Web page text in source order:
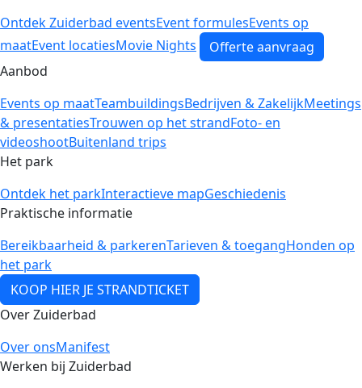
Ontdek Zuiderbad eventsEvent formulesEvents op
maatEvent locatiesMovie Nights
Offerte aanvraag
Aanbod
Events op maatTeambuildingsBedrijven & ZakelijkMeetings
& presentatiesTrouwen op het strandFoto- en
videoshootBuitenland trips
Het park
Ontdek het parkInteractieve mapGeschiedenis
Praktische informatie
Bereikbaarheid & parkerenTarieven & toegangHonden op
het park
KOOP HIER JE STRANDTICKET
Over Zuiderbad
Over onsManifest
Werken bij Zuiderbad